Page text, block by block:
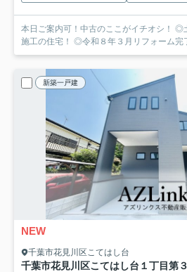
本日ご案内可！中古のここがイチオシ！ ◎
施工の住宅！ ◎令和８年３月リフォーム完
新築一戸建
NEW
千葉市花見川区こてはし台
千葉市花見川区こてはし台１丁目第３